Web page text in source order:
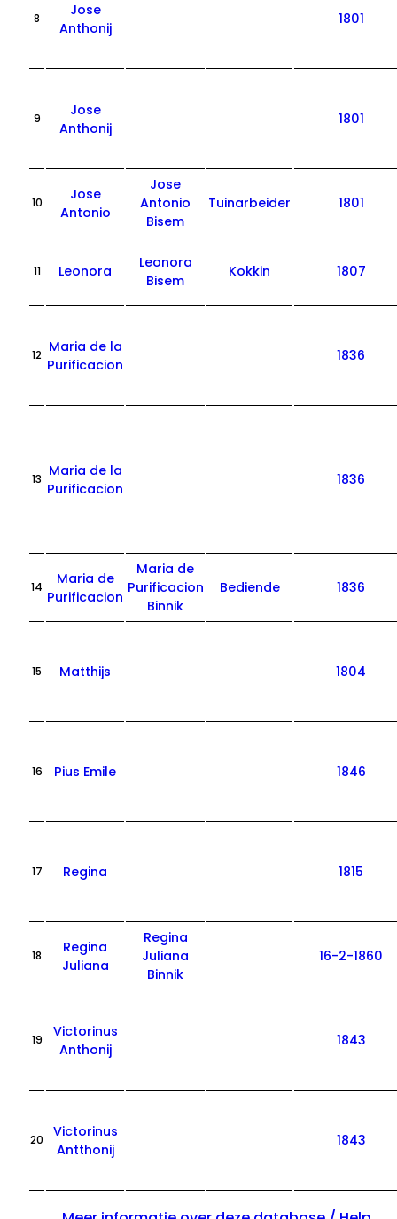
8
Jose
Anthonij
1801
9
Jose
Anthonij
1801
10
Jose
Antonio
Jose
Antonio
Bisem
Tuinarbeider 1801
11 Leonora
Leonora
Bisem
Kokkin 1807
12
Maria de la
Purificacion
1836
13
Maria de la
Purificacion
1836
14
Maria de
Purificacion
Maria de
Purificacion
Binnik
Bediende 1836
15 Matthijs 1804
16 Pius Emile 1846
17 Regina 1815
18
Regina
Juliana
Regina
Juliana
Binnik
16-2-1860
19
Victorinus
Anthonij
1843
20
Victorinus
Antthonij
1843